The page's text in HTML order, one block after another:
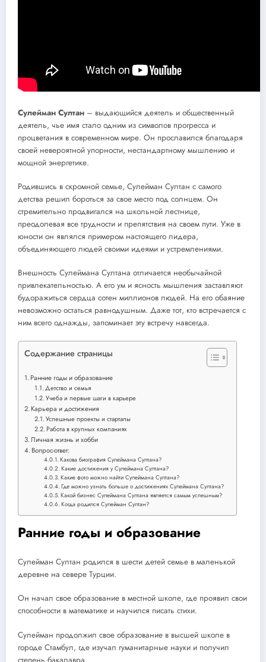
Сулейман Султан – выдающийся деятель и общественный
деятель, чье имя стало одним из символов прогресса и
процветания в современном мире. Он прославился благодаря
своей невероятной упорности, нестандартному мышлению и
мощной энергетике.
Родившись в скромной семье, Сулейман Султан с самого
детства решил бороться за свое место под солнцем. Он
стремительно продвигался на школьной лестнице,
преодолевая все трудности и препятствия на своем пути. Уже в
юности он являлся примером настоящего лидера,
объединяющего людей своими идеями и устремлениями.
Внешность Сулеймана Султана отличается необычайной
привлекательностью. А его ум и ясность мышления заставляют
будоражиться сердца сотен миллионов людей. На его обаяние
невозможно остаться равнодушным. Даже тот, кто встречается с
ним всего однажды, запоминает эту встречу навсегда.
Содержание страницы
Ранние годы и образование
Детство и семья
Учеба и первые шаги в карьере
Карьера и достижения
Успешные проекты и стартапы
Работа в крупных компаниях
Личная жизнь и хобби
Вопрос-ответ:
Какова биография Сулеймана Султана?
Какие достижения у Сулеймана Султана?
Какие фото можно найти Сулеймана Султана?
Где можно узнать больше о достижениях Сулеймана Султана?
Какой бизнес Сулеймана Султана является самым успешным?
Когда родился Сулейман Султан?
Ранние годы и образование
Сулейман Султан родился в шести детей семье в маленькой
деревне на севере Турции.
Он начал свое образование в местной школе, где проявил свои
способности в математике и научился писать стихи.
Сулейман продолжил свое образование в высшей школе в
городе Стамбул, где изучал гуманитарные науки и получил
степень бакалавра.